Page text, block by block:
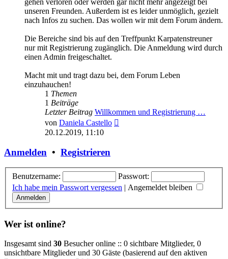
unseren Freunden. Außerdem ist es leider unmöglich, gezielt
nach Infos zu suchen. Das wollen wir mit dem Forum ändern.
Die Bereiche sind bis auf den Treffpunkt Karpatenstreuner
nur mit Registrierung zugänglich. Die Anmeldung wird durch
einen Admin freigeschaltet.
Macht mit und tragt dazu bei, dem Forum Leben
einzuhauchen!
1 Themen
1 Beiträge
Letzter Beitrag Willkommen und Registrierung …
von Daniela Castello
20.12.2019, 11:10
Anmelden • Registrieren
Benutzername:
Passwort:
Ich habe mein Passwort vergessen | Angemeldet bleiben
Wer ist online?
Insgesamt sind 30 Besucher online :: 0 sichtbare Mitglieder, 0
unsichtbare Mitglieder und 30 Gäste (basierend auf den aktiven